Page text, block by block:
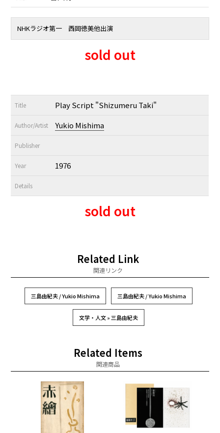
NHKラジオ第一 西岡徳美他出演
sold out
Title Play Script "Shizumeru Taki"
Author/Artist Yukio Mishima
Publisher
Year 1976
Details
sold out
Related Link
関連リンク
三島由紀夫 / Yukio Mishima 三島由紀夫 / Yukio Mishima
文学・人文 » 三島由紀夫
Related Items
関連商品